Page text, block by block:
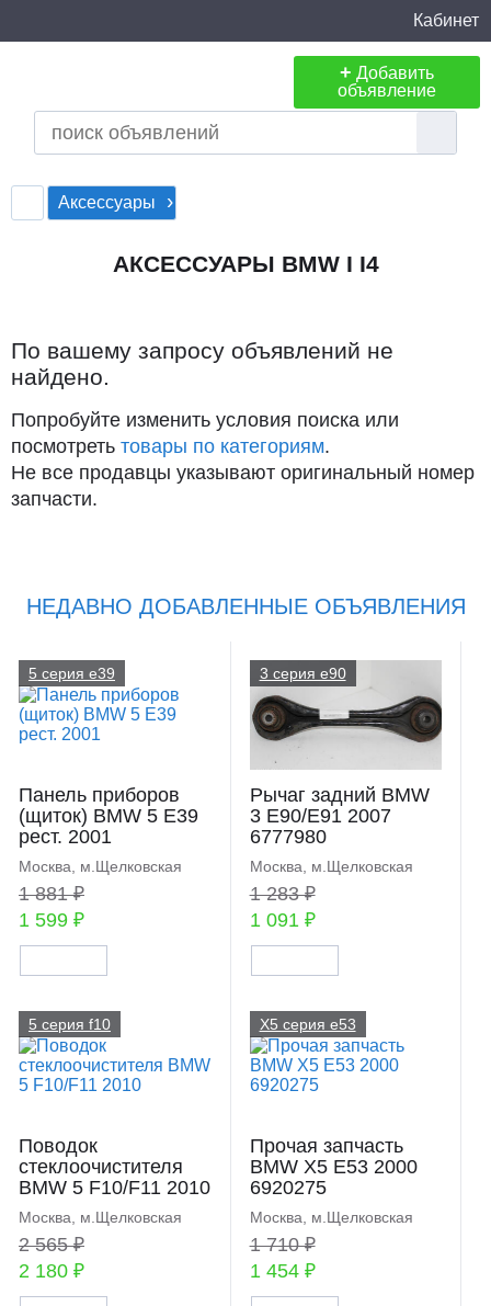
Кабинет
+ Добавить
объявление
Аксессуары
АКСЕССУАРЫ BMW I I4
По вашему запросу объявлений не
найдено.
Попробуйте изменить условия поиска или
посмотреть товары по категориям.
Не все продавцы указывают оригинальный номер
запчасти.
НЕДАВНО ДОБАВЛЕННЫЕ ОБЪЯВЛЕНИЯ
5 серия e39
Панель приборов
(щиток) BMW 5 E39
рест. 2001
Москва, м.Щелковская
1 881 ₽
1 599 ₽
3 серия e90
Рычаг задний BMW
3 E90/E91 2007
6777980
Москва, м.Щелковская
1 283 ₽
1 091 ₽
5 серия f10
Поводок
стеклоочистителя
BMW 5 F10/F11 2010
Москва, м.Щелковская
2 565 ₽
2 180 ₽
X5 серия e53
Прочая запчасть
BMW X5 E53 2000
6920275
Москва, м.Щелковская
1 710 ₽
1 454 ₽